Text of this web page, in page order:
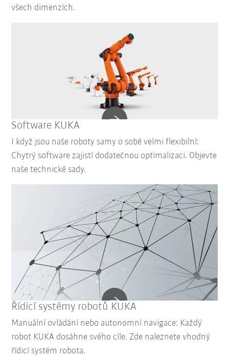
všech dimenzích.
Software KUKA
I když jsou naše roboty samy o sobě velmi flexibilní:
Chytrý software zajistí dodatečnou optimalizaci. Objevte
naše technické sady.
Řídicí systémy robotů KUKA
Manuální ovládání nebo autonomní navigace: Každý
robot KUKA dosáhne svého cíle. Zde naleznete vhodný
řídicí systém robota.